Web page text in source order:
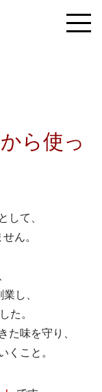
ら使っ
して、
ん。
し、
た。
た味を守り、
くこと。